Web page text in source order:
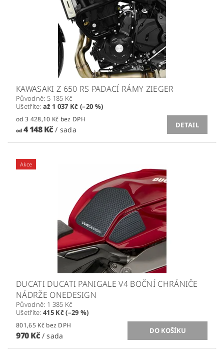
KAWASAKI Z 650 RS PADACÍ RÁMY ZIEGER
Původně: 5 185 Kč
Ušetříte:až 1 037 Kč (–20 %)
od 3 428,10 Kč bez DPH
od4 148 Kč/ sada
DETAIL
Akce
DUCATI DUCATI PANIGALE V4 BOČNÍ CHRÁNIČE
NÁDRŽE ONEDESIGN
Původně: 1 385 Kč
Ušetříte:415 Kč (–29 %)
801,65 Kč bez DPH
970 Kč / sada